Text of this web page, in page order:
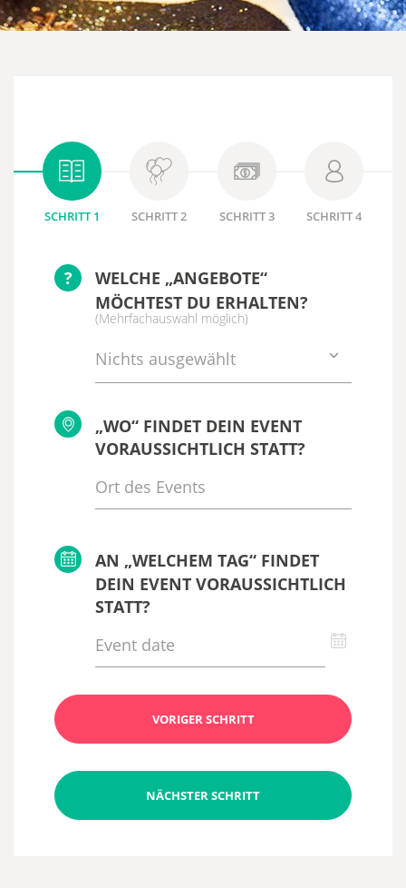
SCHRITT 1 SCHRITT 2 SCHRITT 3 SCHRITT 4
?
WELCHE „ANGEBOTE“
MÖCHTEST DU ERHALTEN?
(Mehrfachauswahl möglich)
Nichts ausgewählt
„WO“ FINDET DEIN EVENT
VORAUSSICHTLICH STATT?
AN „WELCHEM TAG“ FINDET
DEIN EVENT VORAUSSICHTLICH
STATT?
VORIGER SCHRITT
NÄCHSTER SCHRITT